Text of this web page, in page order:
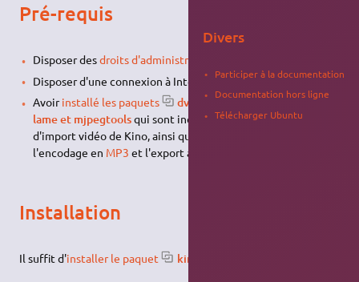
Pré-requis
Disposer desdroits d'administration
Disposer d'une connexion à Internet configurée et activée.
Avoirinstallé les paquets
dvgrab, ffmpeg, mencoder,
lame et mjpegtoolsqui sont indispensables au script
d'import vidéo de Kino, ainsi que pour la prise en charge de
l'encodage en MP3 et l'export au format
Installation
Il suffit d'installer le paquet kino
Divers
Participer à la documentation
Documentation hors ligne
Télécharger Ubuntu